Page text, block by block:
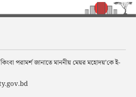
পরামর্শ জানাতে মাননীয় মেয়র মহোদয়’কে ই-